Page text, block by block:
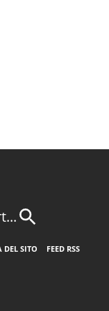
DEL SITO
FEED RSS